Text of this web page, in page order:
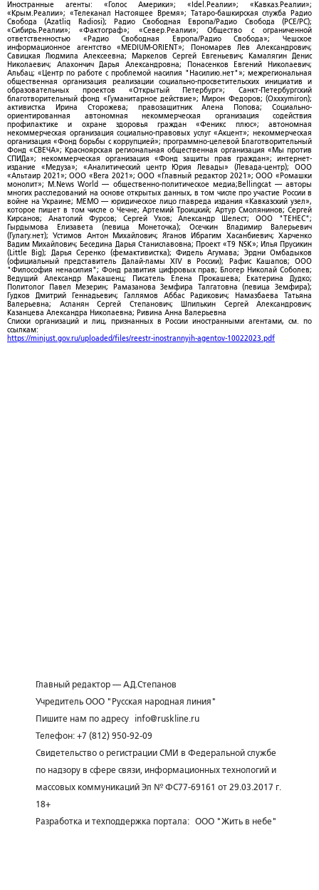
Иностранные агенты: «Голос Америки»; «Idel.Реалии»; «Кавказ.Реалии»;
«Крым.Реалии»; «Телеканал Настоящее Время»; Татаро-башкирская служба Радио
Свобода (Azatliq Radiosi); Радио Свободная Европа/Радио Свобода (PCE/PC);
«Сибирь.Реалии»; «Фактограф»; «Север.Реалии»; Общество с ограниченной
ответственностью «Радио Свободная Европа/Радио Свобода»; Чешское
информационное агентство «MEDIUM-ORIENT»; Пономарев Лев Александрович;
Савицкая Людмила Алексеевна; Маркелов Сергей Евгеньевич; Камалягин Денис
Николаевич; Апахончич Дарья Александровна; Понасенков Евгений Николаевич;
Альбац; «Центр по работе с проблемой насилия "Насилию.нет"»; межрегиональная
общественная организация реализации социально-просветительских инициатив и
образовательных проектов «Открытый Петербург»; Санкт-Петербургский
благотворительный фонд «Гуманитарное действие»; Мирон Федоров; (Oxxxymiron);
активистка Ирина Сторожева; правозащитник Алена Попова; Социально-
ориентированная автономная некоммерческая организация содействия
профилактике и охране здоровья граждан «Феникс плюс»; автономная
некоммерческая организация социально-правовых услуг «Акцент»; некоммерческая
организация «Фонд борьбы с коррупцией»; программно-целевой Благотворительный
Фонд «СВЕЧА»; Красноярская региональная общественная организация «Мы против
СПИДа»; некоммерческая организация «Фонд защиты прав граждан»; интернет-
издание «Медуза»; «Аналитический центр Юрия Левады» (Левада-центр); ООО
«Альтаир 2021»; ООО «Вега 2021»; ООО «Главный редактор 2021»; ООО «Ромашки
монолит»; M.News World — общественно-политическое медиа;Bellingcat — авторы
многих расследований на основе открытых данных, в том числе про участие России в
войне на Украине; МЕМО — юридическое лицо главреда издания «Кавказский узел»,
которое пишет в том числе о Чечне; Артемий Троицкий; Артур Смолянинов; Сергей
Кирсанов; Анатолий Фурсов; Сергей Ухов; Александр Шелест; ООО "ТЕНЕС";
Гырдымова Елизавета (певица Монеточка); Осечкин Владимир Валерьевич
(Гулагу.нет); Устимов Антон Михайлович; Яганов Ибрагим Хасанбиевич; Харченко
Вадим Михайлович; Беседина Дарья Станиславовна; Проект «T9 NSK»; Илья Прусикин
(Little Big); Дарья Серенко (фемактивистка); Фидель Агумава; Эрдни Омбадыков
(официальный представитель Далай-ламы XIV в России); Рафис Кашапов; ООО
"Философия ненасилия"; Фонд развития цифровых прав; Блогер Николай Соболев;
Ведущий Александр Макашенц; Писатель Елена Прокашева; Екатерина Дудко;
Политолог Павел Мезерин; Рамазанова Земфира Талгатовна (певица Земфира);
Гудков Дмитрий Геннадьевич; Галлямов Аббас Радикович; Намазбаева Татьяна
Валерьевна; Асланян Сергей Степанович; Шпилькин Сергей Александрович;
Казанцева Александра Николаевна; Ривина Анна Валерьевна
Списки организаций и лиц, признанных в России иностранными агентами, см. по
ссылкам:
https://minjust.gov.ru/uploaded/files/reestr-inostrannyih-agentov-10022023.pdf
Главный редактор — А.Д.Степанов
Учредитель ООО "Русская народная линия"
Пишите нам по адресу
info@ruskline.ru
Телефон: +7 (812) 950-92-09
Свидетельство о регистрации СМИ в Федеральной службе
по надзору в сфере связи, информационных технологий и
массовых коммуникаций Эл № ФС77-69161 от 29.03.2017 г.
18+
Разработка и техподдержка портала: ООО "Жить в небе"